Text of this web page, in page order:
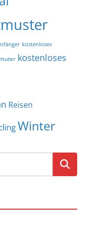
kostenloses
kostenloses
Reisen
Winter